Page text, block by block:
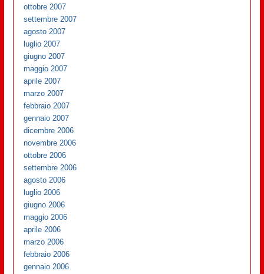
ottobre 2007
settembre 2007
agosto 2007
luglio 2007
giugno 2007
maggio 2007
aprile 2007
marzo 2007
febbraio 2007
gennaio 2007
dicembre 2006
novembre 2006
ottobre 2006
settembre 2006
agosto 2006
luglio 2006
giugno 2006
maggio 2006
aprile 2006
marzo 2006
febbraio 2006
gennaio 2006